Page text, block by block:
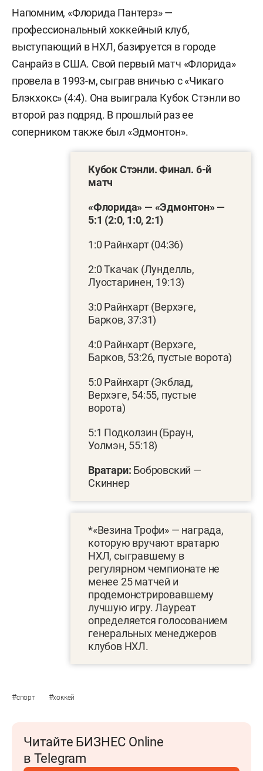
Напомним, «Флорида Пантерз» —
профессиональный хоккейный клуб,
выступающий в НХЛ, базируется в городе
Санрайз в США. Свой первый матч «Флорида»
провела в 1993-м, сыграв вничью с «Чикаго
Блэкхокс» (4:4). Она выиграла Кубок Стэнли во
второй раз подряд. В прошлый раз ее
соперником также был «Эдмонтон».
Кубок Стэнли. Финал. 6-й
матч
«Флорида» — «Эдмонтон» —
5:1 (2:0, 1:0, 2:1)
1:0 Райнхарт (04:36)
2:0 Ткачак (Лунделль,
Луостаринен, 19:13)
3:0 Райнхарт (Верхэге,
Барков, 37:31)
4:0 Райнхарт (Верхэге,
Барков, 53:26, пустые ворота)
5:0 Райнхарт (Экблад,
Верхэге, 54:55, пустые
ворота)
5:1 Подколзин (Браун,
Уолмэн, 55:18)
Вратари: Бобровский —
Скиннер
*«Везина Трофи» — награда,
которую вручают вратарю
НХЛ, сыгравшему в
регулярном чемпионате не
менее 25 матчей и
продемонстрировавшему
лучшую игру. Лауреат
определяется голосованием
генеральных менеджеров
клубов НХЛ.
#спорт #хоккей
Читайте БИЗНЕС Online
в Telegram